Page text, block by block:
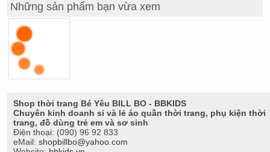
Những sản phẩm bạn vừa xem
Shop thời trang Bé Yêu BILL BO - BBKIDS
Chuyên kinh doanh sỉ và lẻ áo quần thời trang, phụ kiện thời
trang, đồ dùng trẻ em và sơ sinh
Điện thoại: (090) 96 92 833
eMail: shopbillbo@yahoo.com